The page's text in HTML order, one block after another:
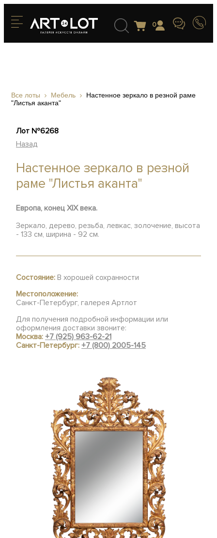
0
Все лоты Мебель
Настенное зеркало в резной раме
"Листья аканта"
Лот №6268
Назад
Настенное зеркало в резной
раме "Листья аканта"
Европа, конец XIX века.
Зеркало, дерево, резьба, левкас, золочение, высота
- 133 см, ширина - 92 см.
Состояние: В хорошей сохранности
Местоположение:
Санкт-Петербург, галерея Артлот
Для получения подробной информации или
оформления доставки звоните:
Москва:+7 (925) 963-62-21
Санкт-Петербург:+7 (800) 2005-145